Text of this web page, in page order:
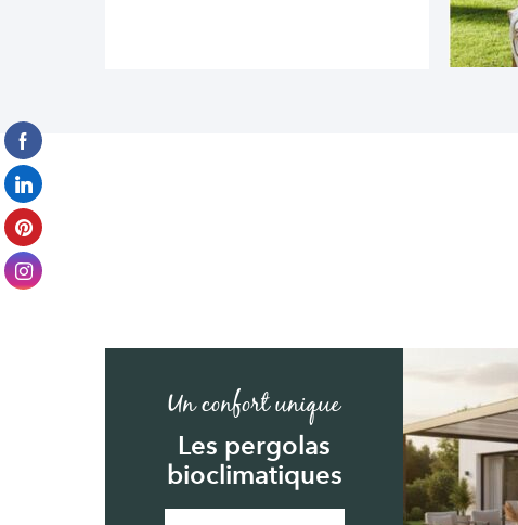
Un confort unique
Les pergolas
bioclimatiques